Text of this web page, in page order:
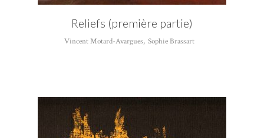
Reliefs (première partie)
Vincent Motard-Avargues, Sophie Brassart